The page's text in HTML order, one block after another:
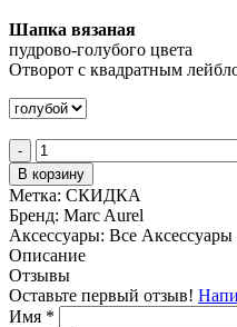
Шапка вязаная
пудрово-голубого цвета
Отворот с квадратным
-
В корзину
Метка: СКИДКА
Бренд: Marc Aurel
Аксессуары: Все
Описание
Отзывы
Оставьте первый отзыв!
Имя *